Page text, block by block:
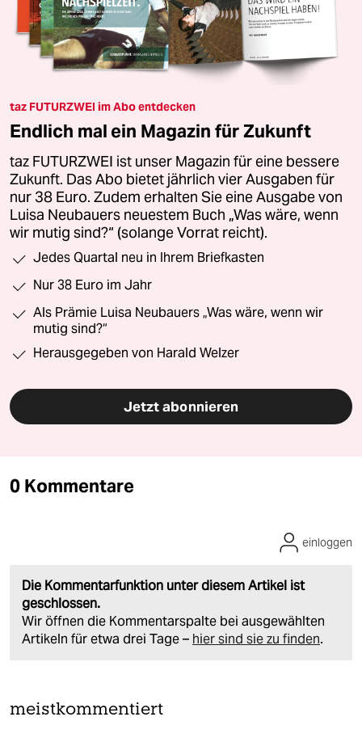
taz FUTURZWEI im Abo entdecken
Endlich mal ein Magazin für Zukunft
taz FUTURZWEI ist unser Magazin für eine bessere
Zukunft. Das Abo bietet jährlich vier Ausgaben für
nur 38 Euro. Zudem erhalten Sie eine Ausgabe von
Luisa Neubauers neuestem Buch „Was wäre, wenn
wir mutig sind?“ (solange Vorrat reicht).
Jedes Quartal neu in Ihrem Briefkasten
Nur 38 Euro im Jahr
Als Prämie Luisa Neubauers „Was wäre, wenn wir
mutig sind?“
Herausgegeben von Harald Welzer
Jetzt abonnieren
0 Kommentare
Die Kommentarfunktion unter diesem Artikel ist
geschlossen.
Wir öffnen die Kommentarspalte bei ausgewählten
Artikeln für etwa drei Tage – hier sind sie zu finden.
einloggen
meistkommentiert